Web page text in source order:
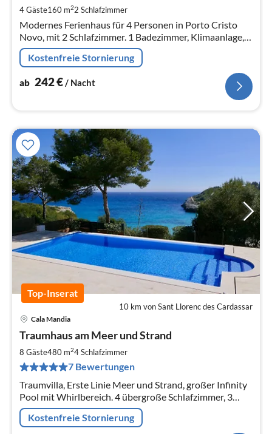
4 Gäste160 m22 Schlafzimmer
Modernes Ferienhaus für 4 Personen in Porto Cristo
Novo, mit 2 Schlafzimmer. 1 Badezimmer, Klimaanlage,
Pool, Grill und direkt an den Stränden von Cala Mandia
y Cala Romantica.
Kostenfreie Stornierung
ab 242€/ Nacht
Top-Inserat
10 km von Sant Llorenc des Cardassar
Cala Mandia
Traumhaus am Meer und Strand
8 Gäste480 m24Schlafzimmer
7 Bewertungen
Traumvilla, Erste Linie Meer und Strand, großer Infinity
Pool mit Whirlbereich. 4 übergroße Schlafzimmer, 3
Luxus-Bäder davon 2 mit Whirlpool,Terrassen 250 qm.
Kostenfreie Stornierung